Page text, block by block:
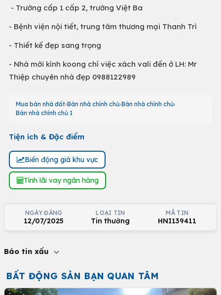
- Trường cấp 1 cấp 2, trường Việt Ba
- Bệnh viện nội tiết, trung tâm thương mại Thanh Trì
- Thiết kế đẹp sang trọng
- Nhà mới kính koong chỉ việc xách vali đến ở LH: Mr
Thiệp chuyên nhà đẹp 0988122989
Mua bán nhà đất Bán nhà chính chủ Bán nhà chính chủ
Bán nhà chính chủ 1
Tiện ích & Đặc điểm
Biến động giá khu vực
Tính lãi vay ngân hàng
NGÀY ĐĂNG
12/07/2025
LOẠI TIN
Tin thường
MÃ TIN
HNI139411
Báo tin xấu
BẤT ĐỘNG SẢN BẠN QUAN TÂM